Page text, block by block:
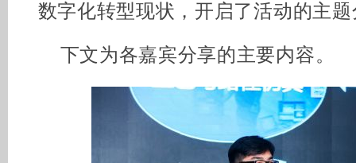
数字化转型现状，开启了活动的主
下文为各嘉宾分享的主要内容。